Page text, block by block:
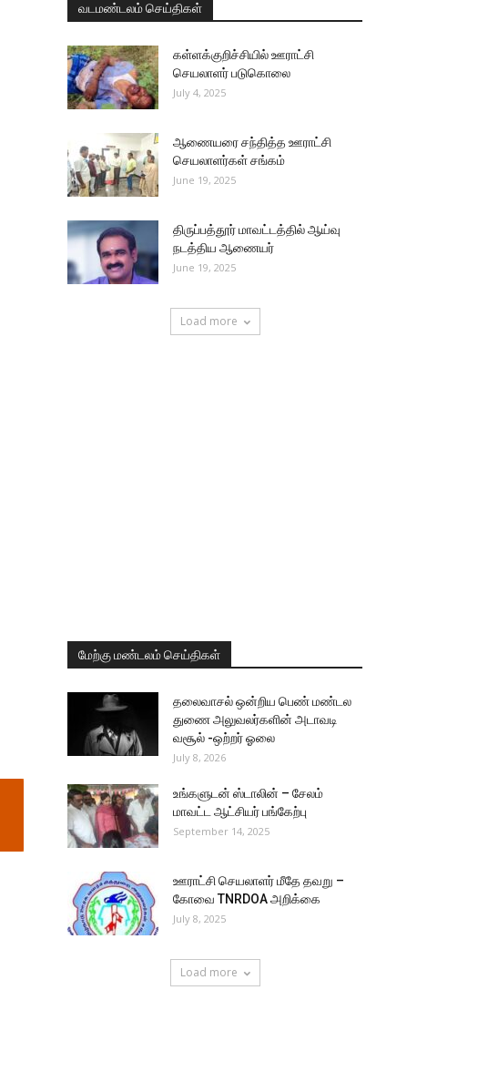
வடமண்டலம் செய்திகள்
கள்ளக்குறிச்சியில் ஊராட்சி
செயலாளர் படுகொலை
July 4, 2025
ஆணையரை சந்தித்த ஊராட்சி
செயலாளர்கள் சங்கம்
June 19, 2025
திருப்பத்தூர் மாவட்டத்தில் ஆய்வு
நடத்திய ஆணையர்
June 19, 2025
Load more
மேற்கு மண்டலம் செய்திகள்
தலைவாசல் ஒன்றிய பெண் மண்டல
துணை அலுவலர்களின் அடாவடி
வசூல் -ஒற்றர் ஓலை
July 8, 2026
உங்களுடன் ஸ்டாலின் – சேலம்
மாவட்ட ஆட்சியர் பங்கேற்பு
September 14, 2025
ஊராட்சி செயலாளர் மீதே தவறு –
கோவை TNRDOA அறிக்கை
July 8, 2025
Load more